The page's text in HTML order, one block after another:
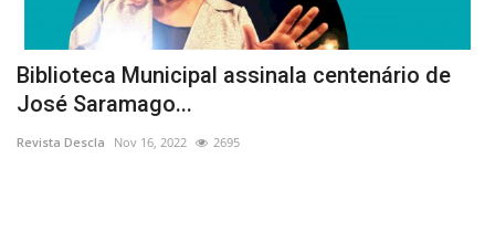
Biblioteca Municipal assinala centenário de
José Saramago...
Revista Descla Nov 16, 2022 2695